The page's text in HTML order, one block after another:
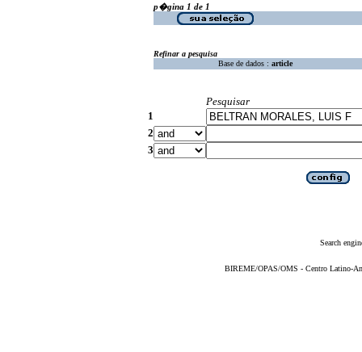
p�gina 1 de 1
Refinar a pesquisa
Base de dados : article
Pesquisar
1
2
3
Search
BIREME/OPAS/OMS - Centro Latino-